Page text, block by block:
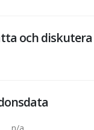
och diskutera